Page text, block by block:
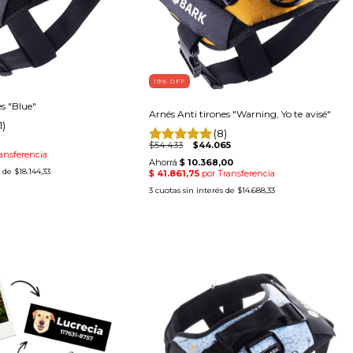
"Blue"
$18.144,33
19% OFF
Arnés Anti tirones "Warning, Yo te avisé"
(8)
$54.433 $44.065
3 cuotas sin interés de $14.688,33